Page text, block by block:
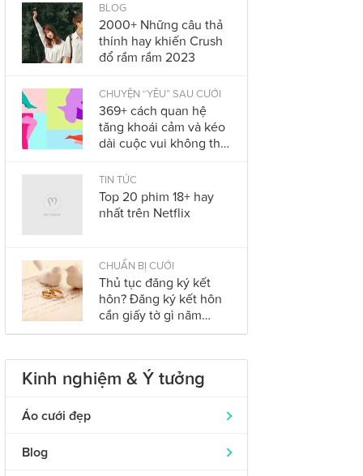
BLOG
2000+ Những câu thả
thính hay khiến Crush
đổ rầm rầm 2023
CHUYỆN “YÊU” SAU CƯỚI
369+ cách quan hệ
tăng khoái cảm và kéo
dài cuộc vui không thể
2023
TIN TỨC
Top 20 phim 18+ hay
nhất trên Netflix
CHUẨN BỊ CƯỚI
Thủ tục đăng ký kết
hôn? Đăng ký kết hôn
cần giấy tờ gì năm
2023?
Kinh nghiệm & Ý tưởng
Áo cưới đẹp
Áo dài cưới
319
Blog